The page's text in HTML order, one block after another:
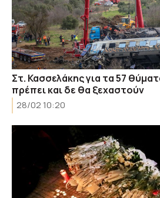
Στ. Κασσελάκης για τα 57
πρέπει και δε θα ξεχαστούν
28/02 10:20